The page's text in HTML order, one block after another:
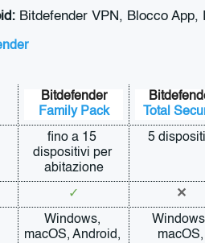
Bitdefender VPN, Blocco
Bitdefender
Family Pack
Total
fino a 15
dispositivi per
abitazione
5
✓ ✕
Windows,
macOS, Android,
macOS,